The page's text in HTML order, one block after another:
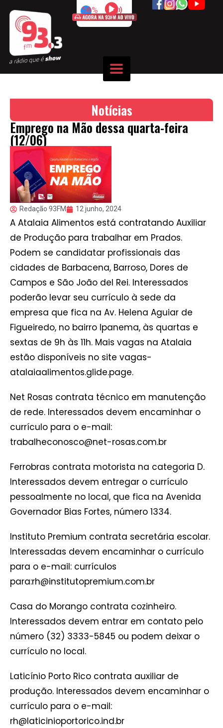
50%
Notícias
Emprego na Mão dessa quarta-feira
(12/06)
Redação 93FM 12 junho, 2024
A Atalaia Alimentos está contratando Auxiliar
de Produção para trabalhar em Prados.
Podem se candidatar profissionais das
cidades de Barbacena, Barroso, Dores de
Campos e São João del Rei. Interessados
poderão levar seu currículo à sede da
empresa que fica na Av. Helena Aguiar de
Figueiredo, no bairro Ipanema, às quartas e
sextas de 9h às 11h. Mais vagas na Atalaia
estão disponíveis no site vagas-
atalaiaalimentos.glide.page.
Net Rosas contrata técnico em manutenção
de rede. Interessados devem encaminhar o
currículo para o e-mail:
trabalheconosco@net-rosas.com.br
Ferrobras contrata motorista na categoria D.
Interessados devem entregar o currículo
pessoalmente no local, que fica na Avenida
Governador Bias Fortes, número 1334.
Instituto Premium contrata secretária escolar.
Interessadas devem encaminhar o currículo
para o e-mail: currículos
para:rh@institutopremium.com.br
Casa do Morango contrata cozinheiro.
Interessados devem entrar em contato pelo
número (32) 3333-5845 ou podem deixar o
currículo no local.
Laticínio Porto Rico contrata auxiliar de
produção. Interessados devem encaminhar o
currículo para o e-mail:
rh@laticinioportorico.ind.br